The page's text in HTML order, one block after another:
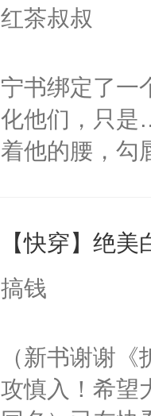
红茶叔叔
宁书绑定了一
化他们，只是
着他的腰，勾
来，给老公
用力——为你
【快穿】绝
搞钱
（新书谢谢
攻慎入！希望